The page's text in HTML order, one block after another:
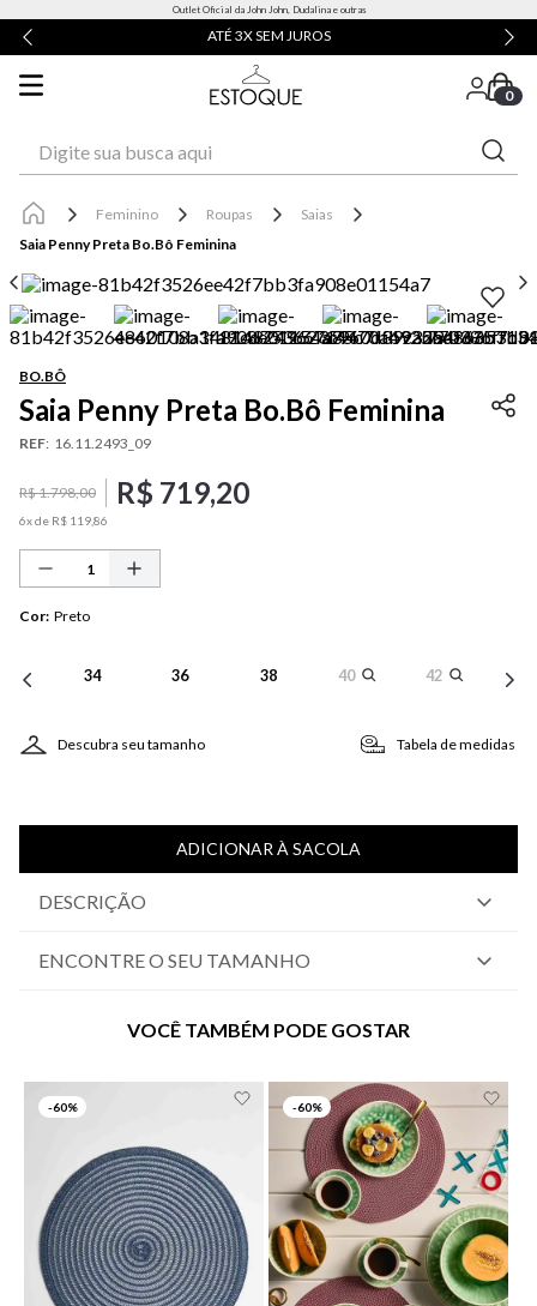
Outlet Oficial da John John, Dudalina e outras
ATÉ 3X SEM JUROS
0
Feminino Roupas
Saias
Saia Penny Preta Bo.Bô Feminina
BO.BÔ
Saia Penny Preta Bo.Bô Feminina
REF: 16.11.2493_09
R$1.798,00 R$ 719,20
6x de R$ 11986
Cor: Preto
34 36 38 40 42
Descubra seu tamanho Tabela de medidas
ADICIONAR À SACOLA
DESCRIÇÃO
ENCONTRE O SEU TAMANHO
VOCÊ TAMBÉM PODE GOSTAR
-60% -60%